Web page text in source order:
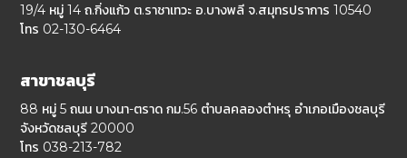
19/4 หมู่ 14 ถ.กิ่งแก้ว ต.ราชาเทวะ อ.บางพลี จ.สมุทรปราการ 10540
โทร 02-130-6464
สาขาชลบุรี
88 หมู่ 5 ถนน บางนา-ตราด กม.56 ตำบลคลองตำหรุ อำเภอเมืองชลบุรี
จังหวัดชลบุรี 20000
โทร 038-213-782